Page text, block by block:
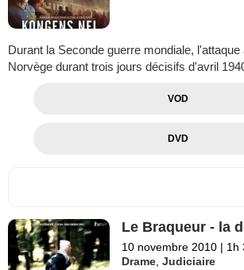
Durant la Seconde guerre mondiale,
Norvège durant trois jours décisifs d'avril
VOD
DVD
Le Braqueur - la
10 novembre 2010 | 1h
Drame ,Judiciaire